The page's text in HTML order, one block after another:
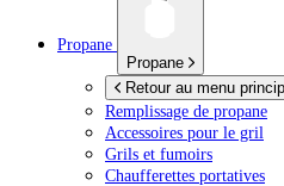
Propane
Propane
Retour au menu
Remplissage de propane
Accessoires pour le gril
Grils et fumoirs
Chaufferettes portatives